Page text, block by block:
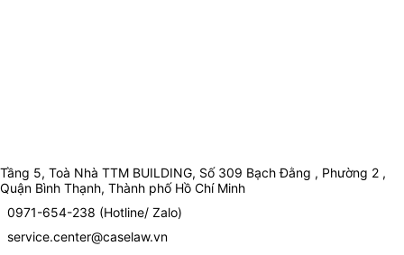
Tầng 5, Toà Nhà TTM BUILDING, Số 309 Bạch Đằng , Phường 2 ,
Quận Bình Thạnh, Thành phố Hồ Chí Minh
0971-654-238 (Hotline/ Zalo)
service.center@caselaw.vn